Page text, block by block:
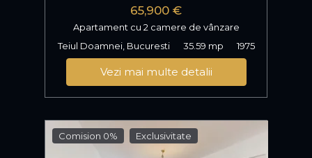
65,900 €
Apartament cu 2 camere de vânzare
Teiul Doamnei, Bucuresti
35.59 mp 1975
Vezi mai multe detalii
Comision 0% Exclusivitate